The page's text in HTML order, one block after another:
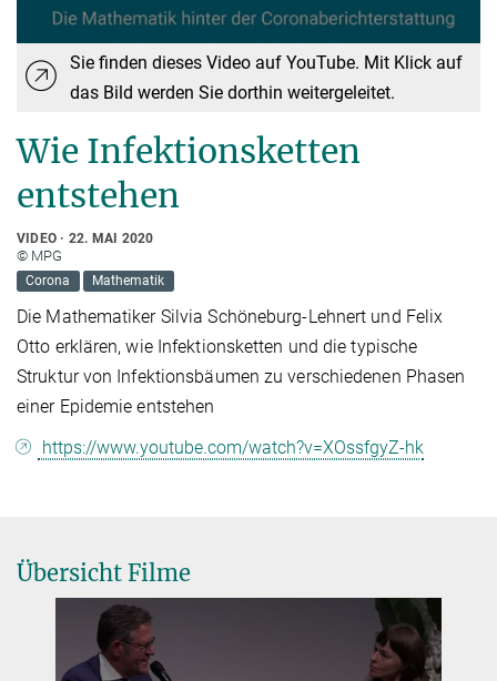
Sie finden dieses Video auf YouTube. Mit Klick auf
das Bild werden Sie dorthin weitergeleitet.
Wie Infektionsketten
entstehen
VIDEO 22. MAI 2020
© MPG
Corona Mathematik
Die Mathematiker Silvia Schöneburg-Lehnert und Felix
Otto erklären, wie Infektionsketten und die typische
Struktur von Infektionsbäumen zu verschiedenen Phasen
einer Epidemie entstehen
https://www.youtube.com/watch?v=XOssfgyZ-hk
Übersicht Filme